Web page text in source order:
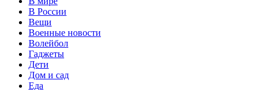
В России
Вещи
Военные новости
Волейбол
Гаджеты
Дети
Дом и сад
Еда